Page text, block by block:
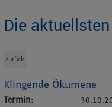
Die
zurück
Klingende Ökumene
Termin: